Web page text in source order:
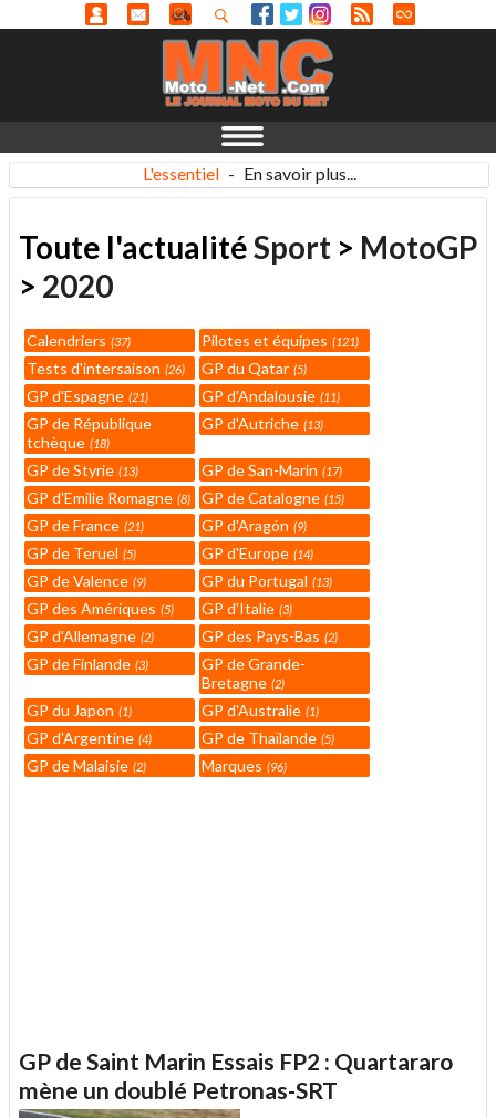
L'essentiel - En savoir plus...
Toute l'actualitéSport > MotoGP
> 2020
Calendriers 37 Pilotes et équipes 121
Tests d'intersaison 26 GP du Qatar 5
GP d'Espagne 21 GP d'Andalousie 11
GP de République
tchèque 18
GP d'Autriche 13
GP de Styrie 13 GP de San-Marin 17
GP d'Emilie Romagne 8 GP de Catalogne 15
GP de France 21 GP d'Aragón 9
GP de Teruel 5 GP d'Europe 14
GP de Valence 9 GP du Portugal 13
GP des Amériques 5 GP d'Italie 3
GP d'Allemagne 2 GP des Pays-Bas 2
GP de Finlande 3
GP de Grande-
Bretagne 2
GP du Japon 1 GP d'Australie 1
GP d'Argentine 4 GP de Thaïlande 5
GP de Malaisie 2 Marques 96
GP de Saint Marin Essais FP2 : Quartararo
mène un doublé Petronas-SRT